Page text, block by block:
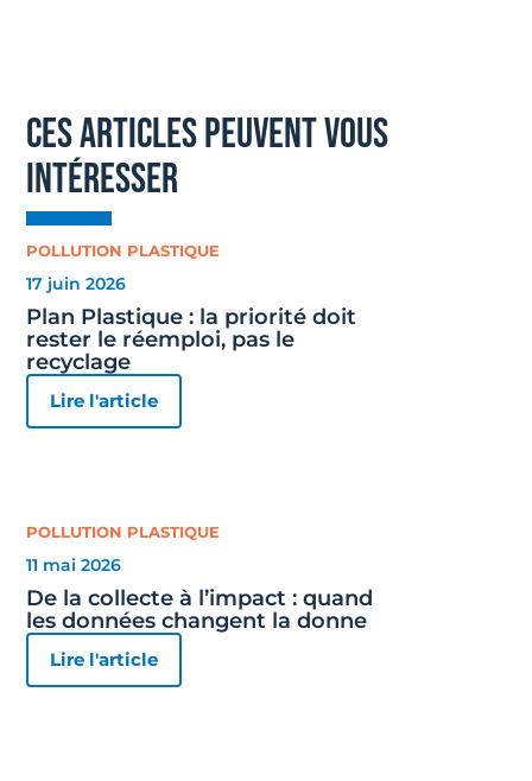
ces articles peuvent vous
intéresser
POLLUTION PLASTIQUE
17 juin 2026
Plan Plastique : la priorité doit
rester le réemploi, pas le
recyclage
Lire l'article
POLLUTION PLASTIQUE
11 mai 2026
De la collecte à l’impact : quand
les données changent la donne
Lire l'article